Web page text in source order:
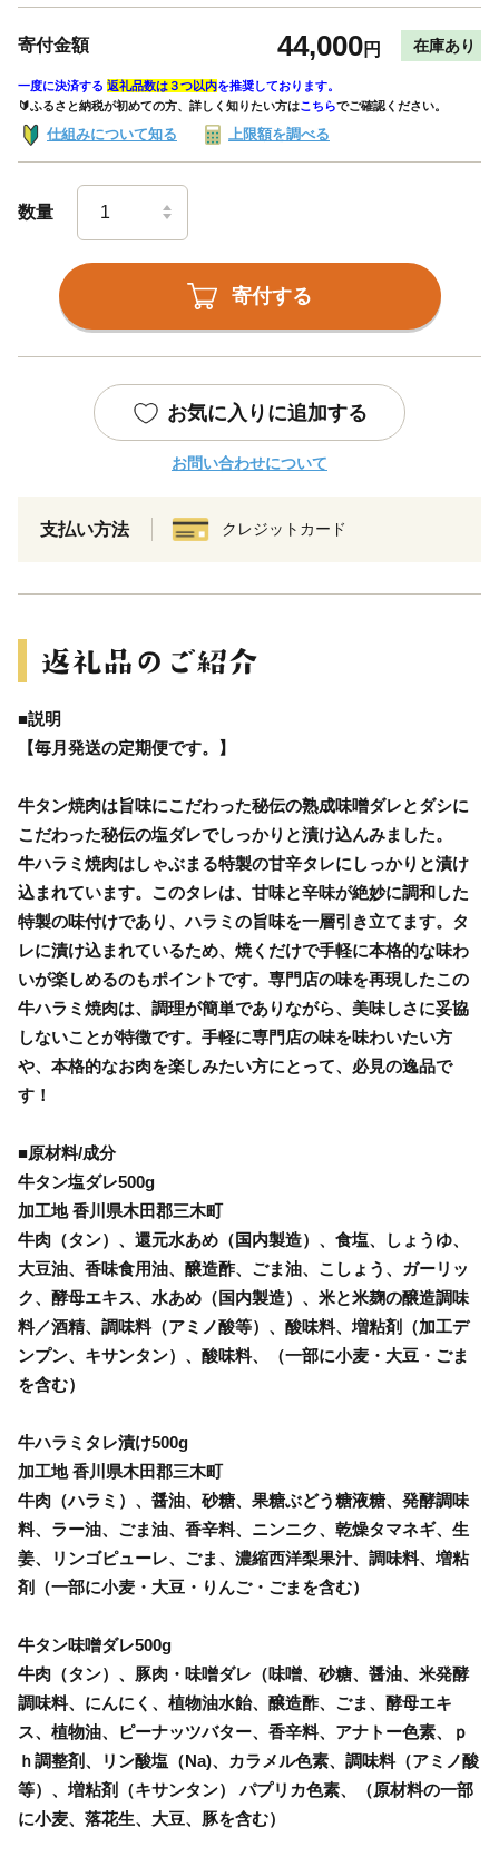
寄付金額 44,000円 在庫あり
一度に決済する 返礼品数は３つ以内を推奨しております。
🔰ふるさと納税が初めての方、詳しく知りたい方はこちらでご確認ください。
仕組みについて知る 上限額を調べる
数量
寄付する
お気に入りに追加する
お問い合わせについて
支払い方法 クレジットカード
■説明
【毎月発送の定期便です。】
牛タン焼肉は旨味にこだわった秘伝の熟成味噌ダレとダシに
こだわった秘伝の塩ダレでしっかりと漬け込んみました。
牛ハラミ焼肉はしゃぶまる特製の甘辛タレにしっかりと漬け
込まれています。このタレは、甘味と辛味が絶妙に調和した
特製の味付けであり、ハラミの旨味を一層引き立てます。タ
レに漬け込まれているため、焼くだけで手軽に本格的な味わ
いが楽しめるのもポイントです。専門店の味を再現したこの
牛ハラミ焼肉は、調理が簡単でありながら、美味しさに妥協
しないことが特徴です。手軽に専門店の味を味わいたい方
や、本格的なお肉を楽しみたい方にとって、必見の逸品で
す！
■原材料/成分
牛タン塩ダレ500g
加工地 香川県木田郡三木町
牛肉（タン）、還元水あめ（国内製造）、食塩、しょうゆ、
大豆油、香味食用油、醸造酢、ごま油、こしょう、ガーリッ
ク、酵母エキス、水あめ（国内製造）、米と米麹の醸造調味
料／酒精、調味料（アミノ酸等）、酸味料、増粘剤（加工デ
ンプン、キサンタン）、酸味料、（一部に小麦・大豆・ごま
を含む）
牛ハラミタレ漬け500g
加工地 香川県木田郡三木町
牛肉（ハラミ）、醤油、砂糖、果糖ぶどう糖液糖、発酵調味
料、ラー油、ごま油、香辛料、ニンニク、乾燥タマネギ、生
姜、リンゴピューレ、ごま、濃縮西洋梨果汁、調味料、増粘
剤（一部に小麦・大豆・りんご・ごまを含む）
牛タン味噌ダレ500g
牛肉（タン）、豚肉・味噌ダレ（味噌、砂糖、醤油、米発酵
調味料、にんにく、植物油水飴、醸造酢、ごま、酵母エキ
ス、植物油、ピーナッツバター、香辛料、アナトー色素、ｐ
ｈ調整剤、リン酸塩（Na)、カラメル色素、調味料（アミノ酸
等）、増粘剤（キサンタン） パプリカ色素、（原材料の一部
に小麦、落花生、大豆、豚を含む）